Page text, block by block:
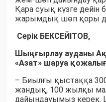
Қара суық күзге
жарымдық шөп қоры
Серік БЕКСЕЙІТОВ,
Шыңғырлау ауданы
«Азат» шаруа
– Биылғы қыстаққа 300
жандық, 100 жылқы
дайындауымыз